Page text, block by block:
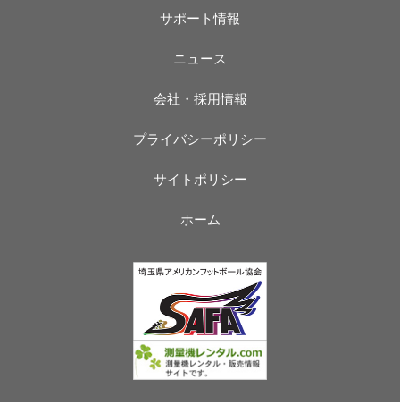
サポート情報
ニュース
会社・採用情報
プライバシーポリシー
サイトポリシー
ホーム